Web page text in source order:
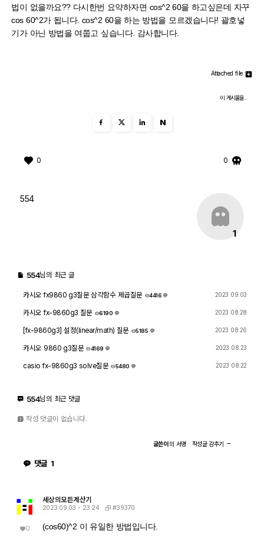
법이 없을까요?? 다시한번 요약하자면 cos^2 60을 하고싶은데 자꾸
cos 60^2가 됩니다. cos^2 60을 하는 방법을 모르겠습니다! 괄호넣
기가 아닌 방법을 여쭙고 싶습니다. 감사합니다.
Attached file
이 게시물을..
N
0 0
1
554
554님의 최근 글
카시오 fx9860 g3질문 삼각함수 제곱질문
4416
2023 09.03
카시오 fx-9860g3 질문
6190
2023 08.28
[fx-9860g3] 설정(linear/math) 질문
5185
2023 08.26
카시오 9860 g3질문
4169
2023 08.23
casio fx-9860g3 solve질문
5480
2023 08.22
554님의 최근 댓글
작성 댓글이 없습니다.
글쓴이의 서명 작성글감추기
댓글 1
0
세상의모든계산기
2023.09.03 - 23:24 #39370
(cos60)^2 이 유일한 방법입니다.